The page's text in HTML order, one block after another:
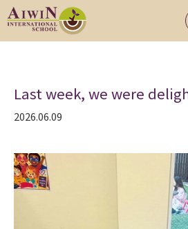
Last week, we were
2026.06.09